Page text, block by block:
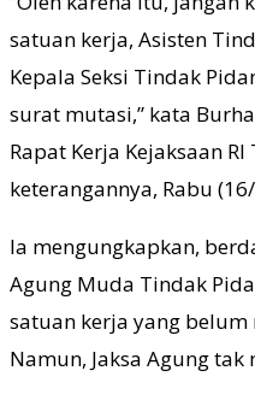
satuan kerja, Asisten
Kepala Seksi Tindak
surat mutasi,” kata
Rapat Kerja Kejaksaan
keterangannya, Rabu
Ia mengungkapkan,
Agung Muda Tindak
satuan kerja yang
Namun, Jaksa Agung